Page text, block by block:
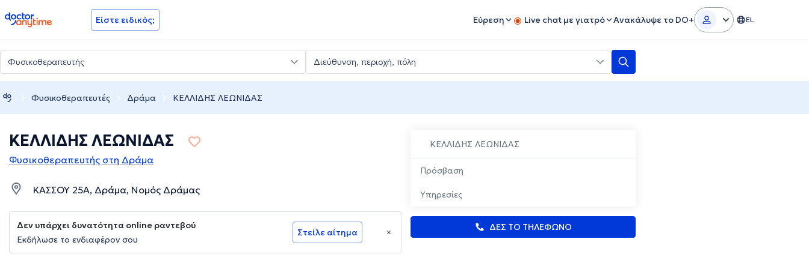
doctoranytime Είστε ειδικός; Εύρεση Live chat με γιατρό Ανακάλυψε το DO+ EL
Φυσικοθεραπευτές Δράμα ΚΕΛΛΙΔΗΣ ΛΕΩΝΙΔΑΣ
ΚΕΛΛΙΔΗΣ ΛΕΩΝΙΔΑΣ
Πρόσβαση
Υπηρεσίες
ΔΕΣ ΤΟ ΤΗΛΕΦΩΝΟ
ΚΕΛΛΙΔΗΣ ΛΕΩΝΙΔΑΣ
Φυσικοθεραπευτής στη Δράμα
ΚΑΣΣΟΥ 25Α, Δράμα, Νομός Δράμας
Δεν υπάρχει δυνατότητα online ραντεβού
Εκδήλωσε το ενδιαφέρον σου
Στείλε αίτημα